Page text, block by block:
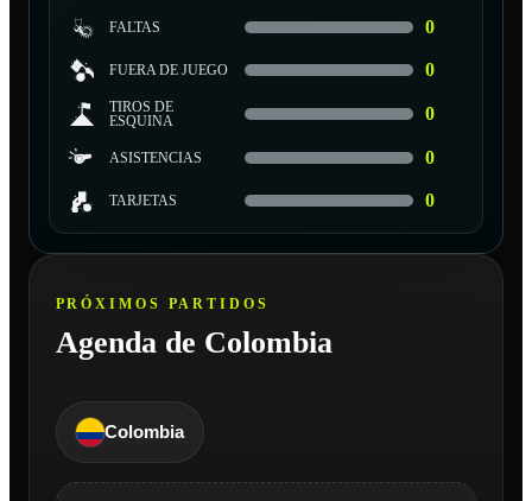
FALTAS 0
FUERA DE JUEGO 0
TIROS DE
ESQUINA
0
ASISTENCIAS 0
TARJETAS 0
PRÓXIMOS PARTIDOS
Agenda de Colombia
Colombia